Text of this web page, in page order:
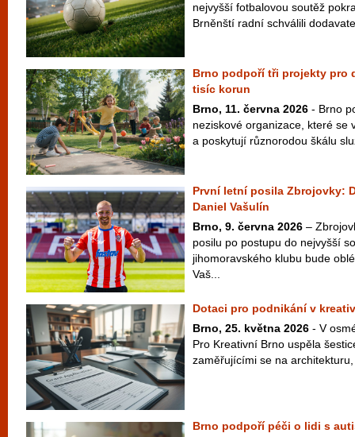
nejvyšší fotbalovou soutěž
Brněnští radní schválili
Brno podpoří tři projekty pro
tisíc korun
Brno, 11. června 2026 - Brno
neziskové organizace, které se
a poskytují různorodou škálu
První letní posila Zbrojovky:
Daniel Vašulín
Brno, 9. června 2026 –
posilu po postupu do nejvyšší
jihomoravského klubu bude
Vaš...
Dotaci pro podnikání v
Brno, 25. května 2026 - V
Pro Kreativní Brno uspěla
zaměřujícími se na
Brno podpoří péči o lidi s